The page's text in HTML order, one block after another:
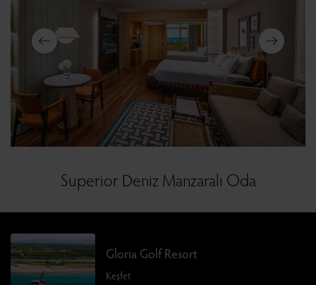
Superior Deniz Manzaralı Oda
Gloria Golf Resort
Keşfet